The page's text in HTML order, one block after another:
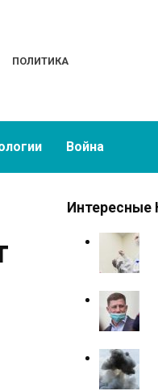
ПОЛИТИКА
Война
Интересные